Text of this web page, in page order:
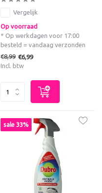
Vergelijk
Op voorraad
* Op werkdagen voor 17:00
besteld = vandaag verzonden
€8,99 €6,99
Incl. btw
sale 33%